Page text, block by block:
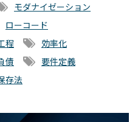
モダナイゼーション
ローコード
程
効率化
債
要件定義
存法